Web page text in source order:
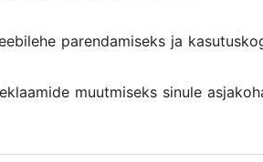
parendamiseks ja
muutmiseks sinule